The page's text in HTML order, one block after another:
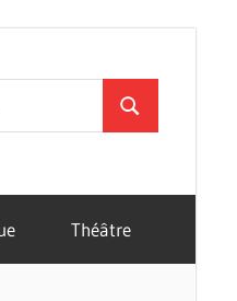
Search
Théâtre